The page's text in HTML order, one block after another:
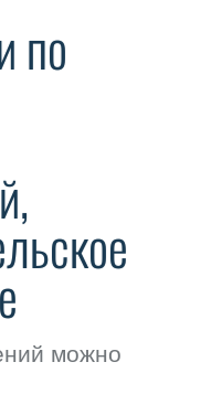
по
можно